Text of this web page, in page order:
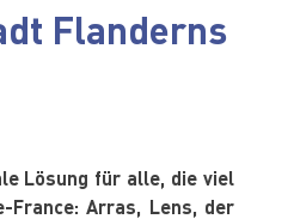
Flanderns
Lösung für alle, die viel
France: Arras, Lens, der